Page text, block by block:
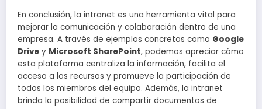
En conclusión, la intranet es una herramienta vital para
mejorar la comunicación y colaboración dentro de una
empresa. A través de ejemplos concretos como Google
Drive y Microsoft SharePoint, podemos apreciar cómo
esta plataforma centraliza la información, facilita el
acceso a los recursos y promueve la participación de
todos los miembros del equipo. Además, la intranet
brinda la posibilidad de compartir documentos de